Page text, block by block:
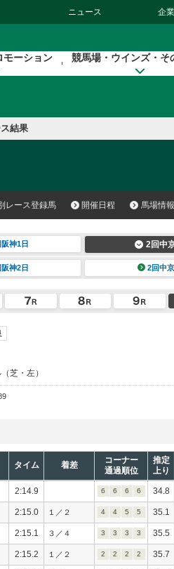
ニュース 企
モーション 競馬場・ウインズ・そ
結果
レース登録馬 開催日程 馬場情報
神1日 2回中
神2日 2回中
（芝・左）
タイム 着差
コーナー
通過順位
推定
上り
2:14.9 6 6 6 6 34.8
2:15.0 １／２ 4 4 5 5 35.1
2:15.1 ３／４ 3 3 3 3 35.5
2:15.2 １／２ 2 2 2 2 35.7